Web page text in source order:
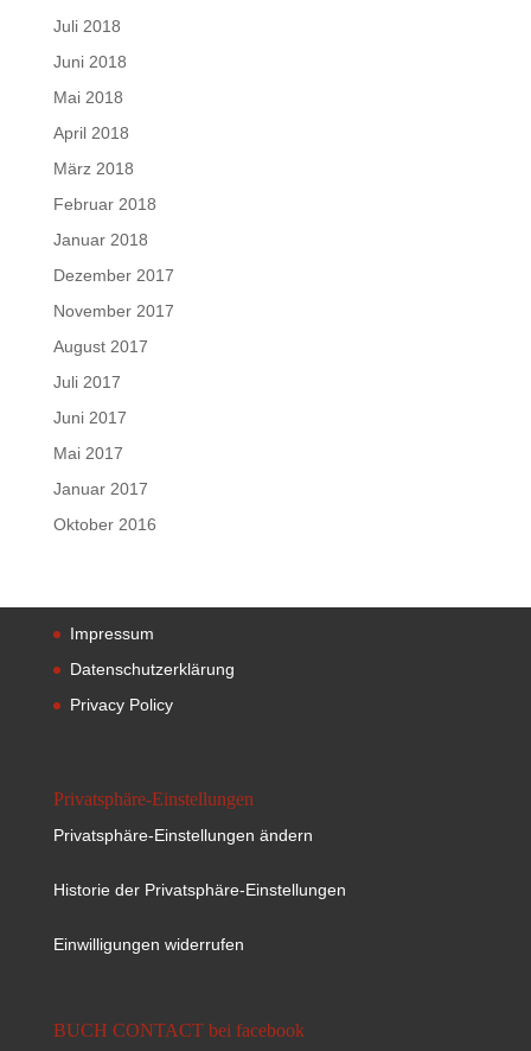
Juli 2018
Juni 2018
Mai 2018
April 2018
März 2018
Februar 2018
Januar 2018
Dezember 2017
November 2017
August 2017
Juli 2017
Juni 2017
Mai 2017
Januar 2017
Oktober 2016
Impressum
Datenschutzerklärung
Privacy Policy
Privatsphäre-Einstellungen
Privatsphäre-Einstellungen ändern
Historie der Privatsphäre-Einstellungen
Einwilligungen widerrufen
BUCH CONTACT bei facebook